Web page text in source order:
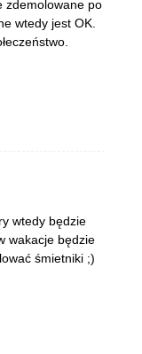
zdemolowane po
wtedy jest OK.
wtedy będzie
wakacje będzie
śmietniki ;)